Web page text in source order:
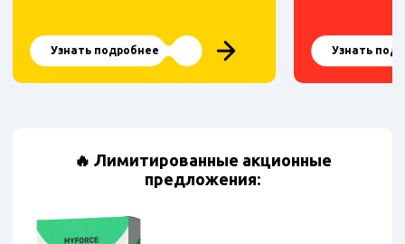
Узнать подробнее Узнать
🔥 Лимитированные акционные
предложения: